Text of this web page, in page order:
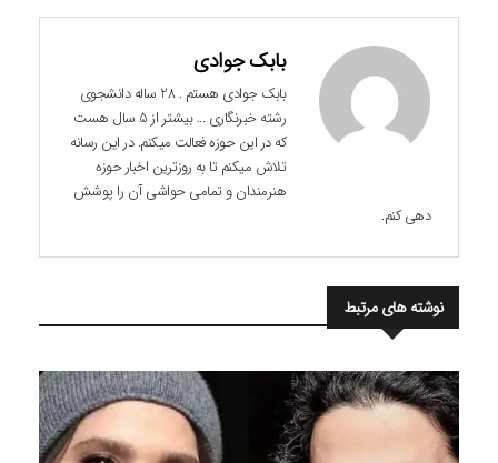
بابک جوادی
بابک جوادی هستم . 28 ساله دانشجوی
رشته خبرنگاری ... بیشتر از 5 سال هست
که در این حوزه فعالت میکنم. در این رسانه
تلاش میکنم تا به روزترین اخبار حوزه
هنرمندان و تمامی حواشی آن را پوشش
دهی کنم.
نوشته های مرتبط